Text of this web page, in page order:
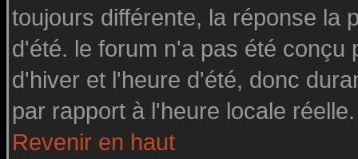
toujours différente, la réponse la
d'été. le forum n'a pas été conçu
d'hiver et l'heure d'été, donc
par rapport à l'heure locale réelle.
Revenir en haut